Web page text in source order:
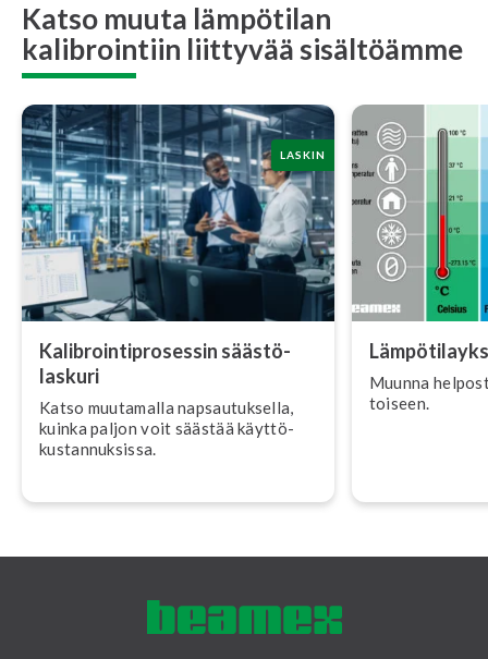
Katso muuta lämpötilan
kalibrointiin liittyvää sisältöämme
LASKIN
Ka­libroin­tipro­ses­sin sääs­tö­
las­ku­ri
Katso muutamalla nap­sau­tuk­sel­la,
kuinka paljon voit säästää käyt­tö­
kus­tan­nuk­sis­sa.
Muunna
toiseen.